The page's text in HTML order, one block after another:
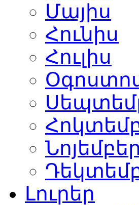
Մայիս
Հունիս
Հուլիս
Նոյեմբեր
Լուրեր